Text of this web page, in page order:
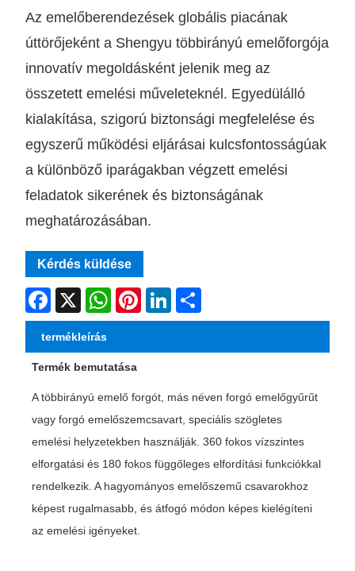
Az emelőberendezések globális piacának
úttörőjeként a Shengyu többirányú emelőforgója
innovatív megoldásként jelenik meg az
összetett emelési műveleteknél. Egyedülálló
kialakítása, szigorú biztonsági megfelelése és
egyszerű működési eljárásai kulcsfontosságúak
a különböző iparágakban végzett emelési
feladatok sikerének és biztonságának
meghatározásában.
Kérdés küldése
Facebook
X WhatsAppPinterestLinkedIn
termékleírás
Termék bemutatása
A többirányú emelő forgót, más néven forgó emelőgyűrűt
vagy forgó emelőszemcsavart, speciális szögletes
emelési helyzetekben használják. 360 fokos vízszintes
elforgatási és 180 fokos függőleges elfordítási funkciókkal
rendelkezik. A hagyományos emelőszemű csavarokhoz
képest rugalmasabb, és átfogó módon képes kielégíteni
az emelési igényeket.